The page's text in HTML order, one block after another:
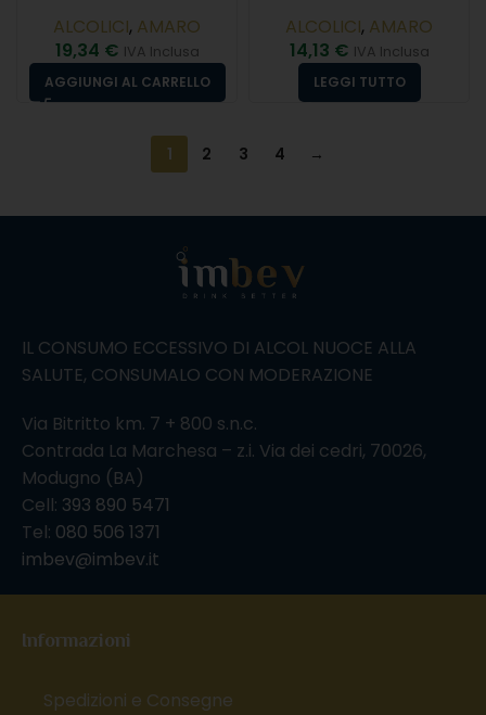
ALCOLICI, AMARO
19,34 € IVA Inclusa
AGGIUNGI AL CARRELLO
ALCOLICI, AMARO
14,13 € IVA Inclusa
LEGGI TUTTO
1 2 3 4 →
IL CONSUMO ECCESSIVO DI ALCOL NUOCE ALLA
SALUTE, CONSUMALO CON MODERAZIONE
Via Bitritto km. 7 + 800 s.n.c.
Contrada La Marchesa – z.i. Via dei cedri, 70026,
Modugno (BA)
Cell: 393 890 5471
Tel: 080 506 1371
imbev@imbev.it
Informazioni
Spedizioni e Consegne